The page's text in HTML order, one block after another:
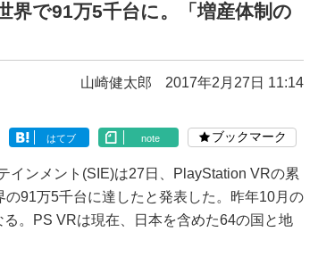
界で91万5千台に。「増産体制の
山崎健太郎 2017年2月27日 11:14
はてブ note ブックマーク
ンメント(SIE)は27日、PlayStation VRの累
91万5千台に達したと発表した。昨年10月の
。PS VRは現在、日本を含めた64の国と地